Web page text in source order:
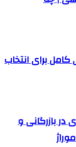
برای انتخاب
بازرگانی و